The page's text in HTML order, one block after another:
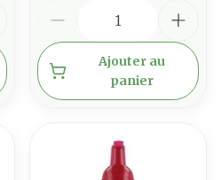
Ajouter au
panier